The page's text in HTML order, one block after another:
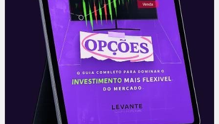
A Sinqia (SQIA3) anunciou nesta quarta-
feira (25), após o fechamento do
mercado, a aquisição da Fromtis, uma
fornecedora de softwares para o
mercado financeiro no
Leia mais
26/11/2020